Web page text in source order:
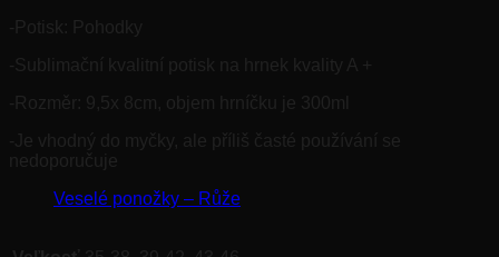
-Potisk: Pohodky
-Sublimační kvalitní potisk na hrnek kvality A +
-Rozměr: 9,5x 8cm, objem hrníčku je 300ml
-Je vhodný do myčky, ale příliš časté používání se
nedoporučuje
Veselé ponožky – Růže